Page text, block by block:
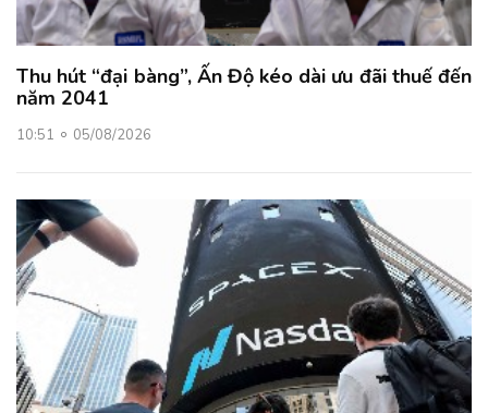
Thu hút “đại bàng”, Ấn Độ kéo dài ưu đãi thuế đến
năm 2041
10:51 05/08/2026